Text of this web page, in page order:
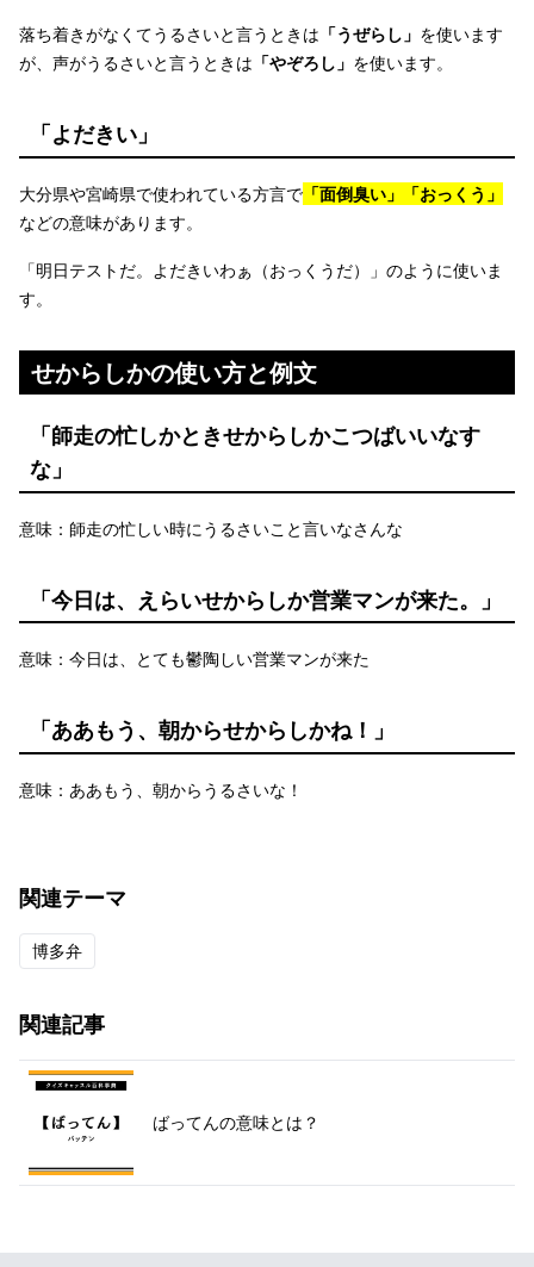
落ち着きがなくてうるさいと言うときは 「うぜらし」 を使います
が、声がうるさいと言うときは 「やぞろし」 を使います。
「よだきい」
大分県や宮崎県で使われている方言で 「面倒臭い」「おっくう」
などの意味があります。
「明日テストだ。よだきいわぁ（おっくうだ）」のように使いま
す。
せからしかの使い方と例文
「師走の忙しかときせからしかこつばいいなす
な」
意味：師走の忙しい時にうるさいこと言いなさんな
「今日は、えらいせからしか営業マンが来た。」
意味：今日は、とても鬱陶しい営業マンが来た
「ああもう、朝からせからしかね！」
意味：ああもう、朝からうるさいな！
関連テーマ
博多弁
関連記事
ばってんの意味とは？